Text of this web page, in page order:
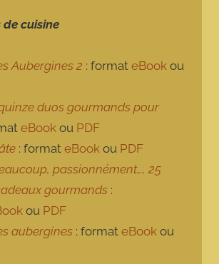
de cuisine
Aubergines 2 : formateBook ou
duos gourmands pour
eBook ou PDF
: formateBook ou PDF
passionnément…, 25
gourmands :
ou PDF
aubergines : formateBook ou